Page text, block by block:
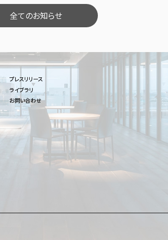
全てのお知らせ
プレスリリース
ライブラリ
お問い合わせ